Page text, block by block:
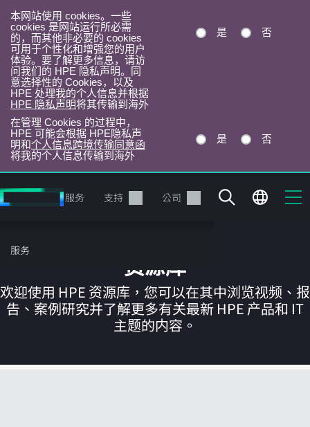
本网站使用 cookies。一些
cookies 是网站运行所必需
的，而其他非必要的 cookies
可用于个性化和增强您的用户
体验。要了解更多信息，请访
问我们的 HPE 隐私声明。同
意选择性的 Cookies，以及
HPE 处理我的个人信息并根据
HPE 隐私声明将其传输到海外
是 否
在管理 Cookies 的过程中，
HPE 可能会根据 HPE隐私声
明和个人信息跨境传输同意函
将我的个人信息传输到海外
是 否
转
到
目
录
服务 支持 公司
服务
您的购物车目前是空的
资源库
欢迎使用 HPE 资源库，您可以在其中浏览视频、报
告、案例研究并了解更多有关最新 HPE 产品和 IT
主题的内容。